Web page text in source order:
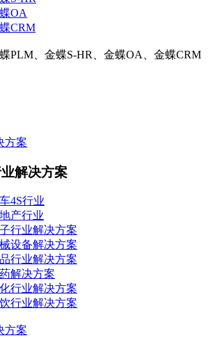
OA
CRM
PLM、金蝶S-HR、金蝶OA、金蝶CRM
方案
解决方案
4S行业
产行业
行业解决方案
设备解决方案
行业解决方案
解决方案
行业解决方案
行业解决方案
方案